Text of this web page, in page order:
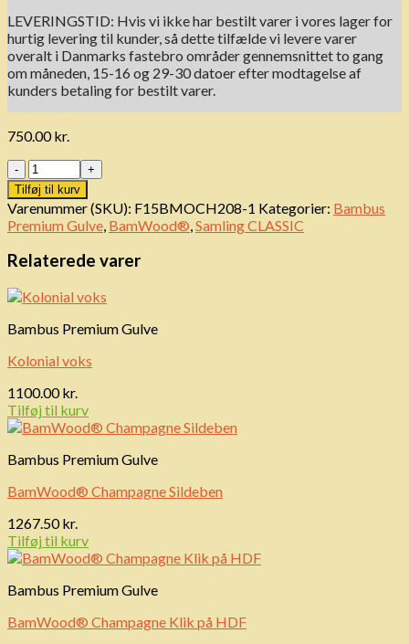
LEVERINGSTID: Hvis vi ikke har bestilt varer i vores lager for
hurtig levering til kunder, så dette tilfælde vi levere varer
overalt i Danmarks fastebro områder gennemsnittet to gang
om måneden, 15-16 og 29-30 datoer efter modtagelse af
kunders betaling for bestilt varer.
750.00kr.
Antal
Tilføj til kurv
Varenummer (SKU): F15BMOCH208-1 Kategorier: Bambus
Premium Gulve BamWood® Samling CLASSIC
Relaterede varer
Bambus Premium Gulve
Kolonial voks
1100.00kr.
Tilføj til kurv
Bambus Premium Gulve
BamWood® Champagne Sildeben
1267.50kr.
Tilføj til kurv
Bambus Premium Gulve
BamWood® Champagne Klik på HDF